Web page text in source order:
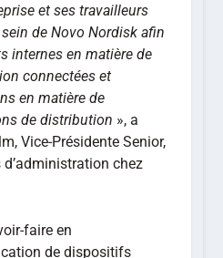
et ses travailleurs
de Novo Nordisk afin
internes en matière de
connectées et
en matière de
de distribution », a
Vice-Présidente Senior,
chez
faire en
de dispositifs